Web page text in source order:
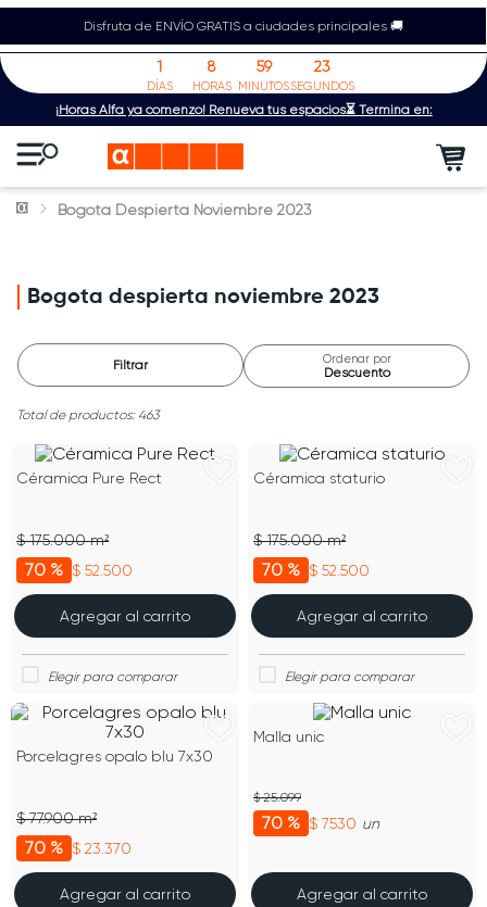
Disfruta de ENVÍO GRATIS a ciudades principales 🚚
¡Horas Alfa ya comenzó! Renueva tus espacios⏳ Termina en:
1
DÍAS
8
HORAS
59
MINUTOS
23
SEGUNDOS
Bogota Despierta Noviembre 2023
Bogota despierta noviembre 2023
Filtrar Ordenar por
Descuento
463
Céramica Pure Rect
70 % $ 52.500
$ 175.000 m²
Agregar al carrito
Céramica staturio
70 % $ 52.500
$ 175.000 m²
Agregar al carrito
Porcelagres opalo blu 7x30
70 % $ 23.370
$ 77.900 m²
Agregar al carrito
Malla unic
70 % $ 7530
$ 25.099
un
Agregar al carrito